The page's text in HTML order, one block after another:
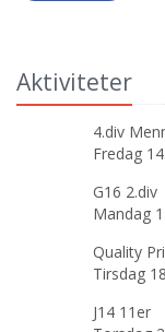
Aktiviteter
4.div
Fredag
G16 2.div
Mandag
Quality
Tirsdag
J14 11er